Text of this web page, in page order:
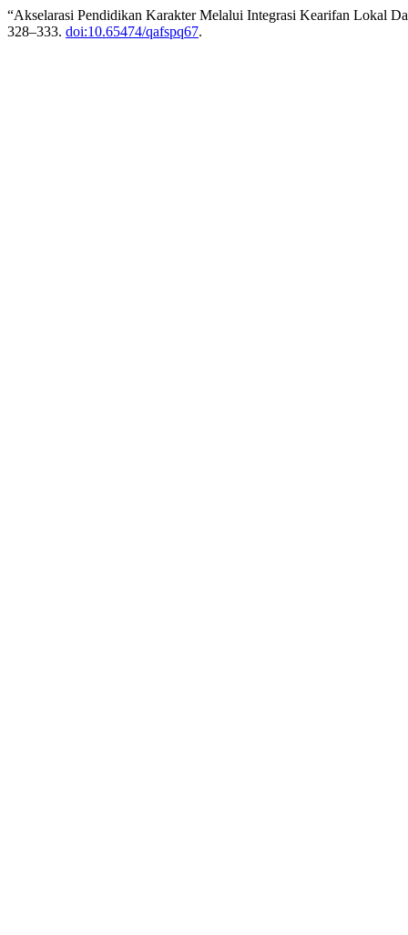
“Akselarasi Pendidikan Karakter Melalui Integrasi Kearifan Lokal
328–333. doi:10.65474/qafspq67.